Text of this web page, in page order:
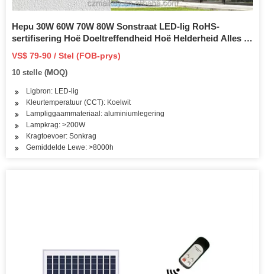
Hepu 30W 60W 70W 80W Sonstraat LED-lig RoHS-
sertifisering Hoë Doeltreffendheid Hoë Helderheid Alles in
Een Sonkrag Geïntegreerde Buitelug Lig/Lamp
VS$ 79-90 / Stel (FOB-prys)
10 stelle (MOQ)
Ligbron: LED-lig
Kleurtemperatuur (CCT): Koelwit
Lampliggaammateriaal: aluminiumlegering
Lampkrag: >200W
Kragtoevoer: Sonkrag
Gemiddelde Lewe: >8000h